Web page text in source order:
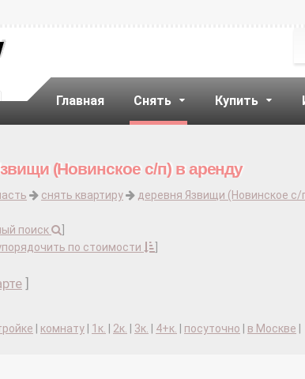
Главная Снять Купить
(Новинское с/п) в аренду
снять квартиру деревня Язвищи (Новинское с/
поиск
по стоимости
комнату 1к. 2к. 3к. 4+к. посуточно в Москве